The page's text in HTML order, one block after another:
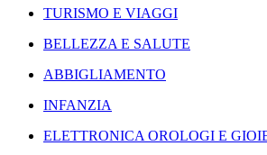
TURISMO E VIAGGI
BELLEZZA E SALUTE
ABBIGLIAMENTO
INFANZIA
ELETTRONICA OROLOGI E